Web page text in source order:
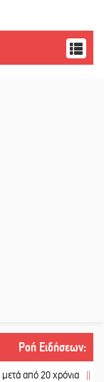
Ροή Ειδήσεων:
20 χρόνια || «Για